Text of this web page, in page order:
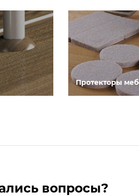
Протекторы
вопросы?